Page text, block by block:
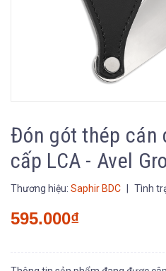
Đón gót thép cán
cấp LCA - Avel
Thương hiệu: Saphir BDC Tình
595.000₫